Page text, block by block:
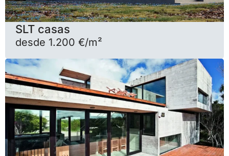
SLT casas
desde 1.200 €/m²